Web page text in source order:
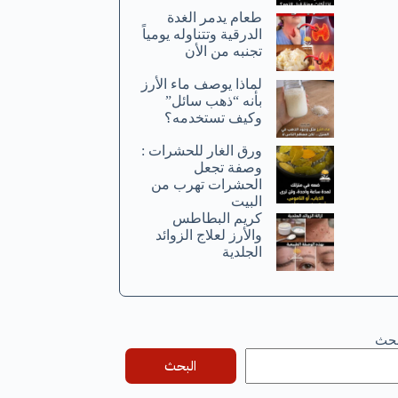
طعام يدمر الغدة
الدرقية وتتناوله يومياً
تجنبه من الأن
لماذا يوصف ماء الأرز
بأنه “ذهب سائل”
وكيف تستخدمه؟
ورق الغار للحشرات :
وصفة تجعل
الحشرات تهرب من
البيت
كريم البطاطس
والأرز لعلاج الزوائد
الجلدية
البحث